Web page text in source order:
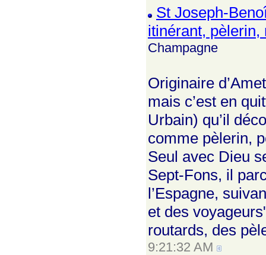
St Joseph-
itinérant,
Champagne
Originaire
mais c’est en
Urbain) qu’il
comme pèlerin,
Seul avec Dieu
Sept-Fons, il
l’Espagne,
et des
routards, des
9:21:32 AM